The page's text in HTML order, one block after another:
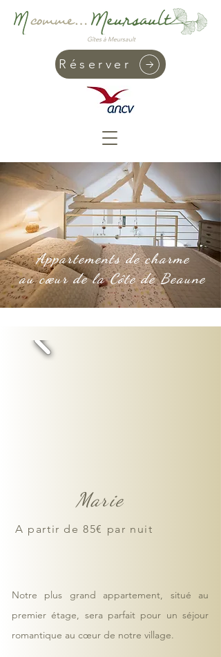
Gîtes à Meursault
Réserver
Appartements de charme
au cœur de la Côte de Beaune
Marie
A partir de 85€ par nuit
Notre plus grand appartement, situé au
premier étage, sera parfait pour un séjour
romantique au cœur de notre village.